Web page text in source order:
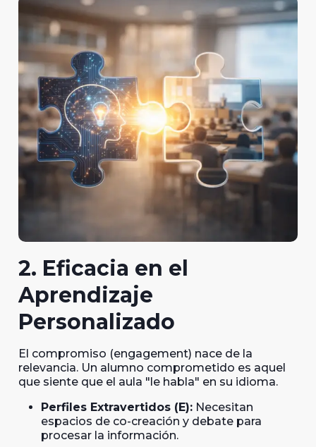
2. Eficacia en el
Aprendizaje
Personalizado
El compromiso (engagement) nace de la
relevancia. Un alumno comprometido es aquel
que siente que el aula "le habla" en su idioma.
Perfiles Extravertidos (E):Necesitan
espacios de co-creación y debate para
procesar la información.